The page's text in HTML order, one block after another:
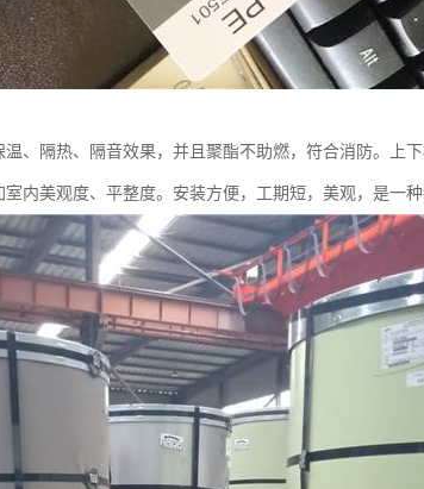
、隔热、隔音效果，并且聚酯不助燃，符合消防。上
内美观度、平整度。安装方便，工期短，美观，是一种